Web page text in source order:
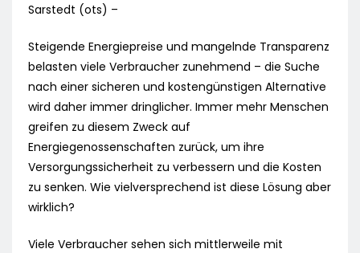
Sarstedt (ots) –
Steigende Energiepreise und mangelnde Transparenz
belasten viele Verbraucher zunehmend – die Suche
nach einer sicheren und kostengünstigen Alternative
wird daher immer dringlicher. Immer mehr Menschen
greifen zu diesem Zweck auf
Energiegenossenschaften zurück, um ihre
Versorgungssicherheit zu verbessern und die Kosten
zu senken. Wie vielversprechend ist diese Lösung aber
wirklich?
Viele Verbraucher sehen sich mittlerweile mit